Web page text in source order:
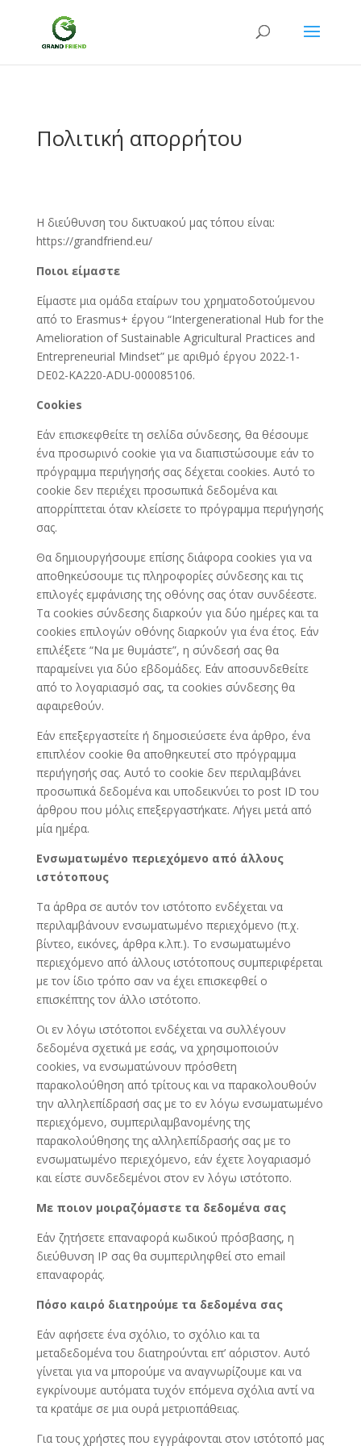
Πολιτική απορρήτου
Η διεύθυνση του δικτυακού μας τόπου είναι:
https://grandfriend.eu/
Ποιοι είμαστε
Είμαστε μια ομάδα εταίρων του χρηματοδοτούμενου
από το Erasmus+ έργου “Intergenerational Hub for the
Amelioration of Sustainable Agricultural Practices and
Entrepreneurial Mindset” με αριθμό έργου 2022-1-
DE02-KA220-ADU-000085106.
Cookies
Εάν επισκεφθείτε τη σελίδα σύνδεσης, θα θέσουμε
ένα προσωρινό cookie για να διαπιστώσουμε εάν το
πρόγραμμα περιήγησής σας δέχεται cookies. Αυτό το
cookie δεν περιέχει προσωπικά δεδομένα και
απορρίπτεται όταν κλείσετε το πρόγραμμα περιήγησής
σας.
Θα δημιουργήσουμε επίσης διάφορα cookies για να
αποθηκεύσουμε τις πληροφορίες σύνδεσης και τις
επιλογές εμφάνισης της οθόνης σας όταν συνδέεστε.
Τα cookies σύνδεσης διαρκούν για δύο ημέρες και τα
cookies επιλογών οθόνης διαρκούν για ένα έτος. Εάν
επιλέξετε “Να με θυμάστε”, η σύνδεσή σας θα
παραμείνει για δύο εβδομάδες. Εάν αποσυνδεθείτε
από το λογαριασμό σας, τα cookies σύνδεσης θα
αφαιρεθούν.
Εάν επεξεργαστείτε ή δημοσιεύσετε ένα άρθρο, ένα
επιπλέον cookie θα αποθηκευτεί στο πρόγραμμα
περιήγησής σας. Αυτό το cookie δεν περιλαμβάνει
προσωπικά δεδομένα και υποδεικνύει το post ID του
άρθρου που μόλις επεξεργαστήκατε. Λήγει μετά από
μία ημέρα.
Ενσωματωμένο περιεχόμενο από άλλους
ιστότοπους
Τα άρθρα σε αυτόν τον ιστότοπο ενδέχεται να
περιλαμβάνουν ενσωματωμένο περιεχόμενο (π.χ.
βίντεο, εικόνες, άρθρα κ.λπ.). Το ενσωματωμένο
περιεχόμενο από άλλους ιστότοπους συμπεριφέρεται
με τον ίδιο τρόπο σαν να έχει επισκεφθεί ο
επισκέπτης τον άλλο ιστότοπο.
Οι εν λόγω ιστότοποι ενδέχεται να συλλέγουν
δεδομένα σχετικά με εσάς, να χρησιμοποιούν
cookies, να ενσωματώνουν πρόσθετη
παρακολούθηση από τρίτους και να παρακολουθούν
την αλληλεπίδρασή σας με το εν λόγω ενσωματωμένο
περιεχόμενο, συμπεριλαμβανομένης της
παρακολούθησης της αλληλεπίδρασής σας με το
ενσωματωμένο περιεχόμενο, εάν έχετε λογαριασμό
και είστε συνδεδεμένοι στον εν λόγω ιστότοπο.
Με ποιον μοιραζόμαστε τα δεδομένα σας
Εάν ζητήσετε επαναφορά κωδικού πρόσβασης, η
διεύθυνση IP σας θα συμπεριληφθεί στο email
επαναφοράς.
Πόσο καιρό διατηρούμε τα δεδομένα σας
Εάν αφήσετε ένα σχόλιο, το σχόλιο και τα
μεταδεδομένα του διατηρούνται επ’ αόριστον. Αυτό
γίνεται για να μπορούμε να αναγνωρίζουμε και να
εγκρίνουμε αυτόματα τυχόν επόμενα σχόλια αντί να
τα κρατάμε σε μια ουρά μετριοπάθειας.
Για τους χρήστες που εγγράφονται στον ιστότοπό μας